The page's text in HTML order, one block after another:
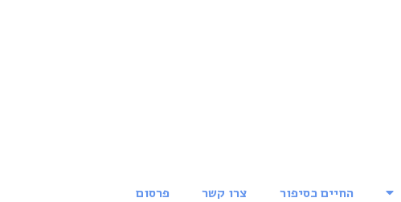
החיים כסיפור
צרו קשר
פרסום